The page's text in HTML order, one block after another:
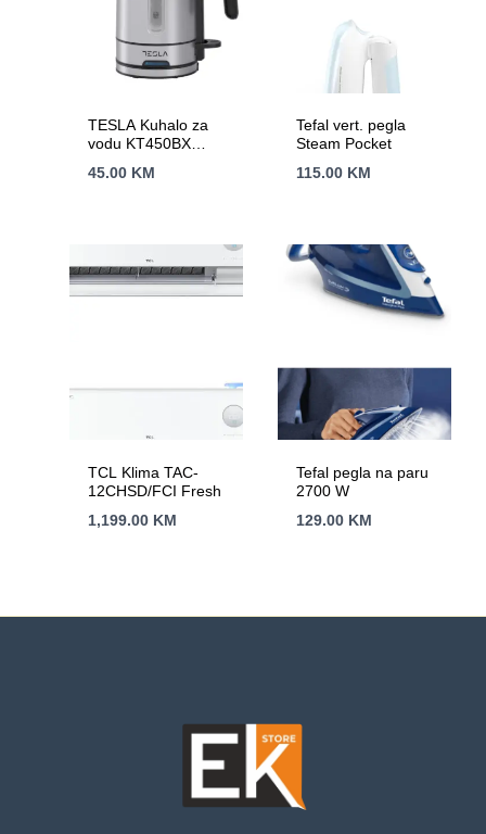
TESLA Kuhalo za
vodu KT450BX
Siva
45.00 KM
Tefal vert. pegla
Steam Pocket
115.00 KM
TCL Klima TAC-
12CHSD/FCI Fresh
1,199.00 KM
Tefal pegla na paru
2700 W
129.00 KM